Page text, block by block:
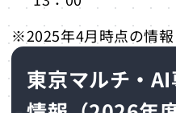
※2025年4月時点の情報
東京マルチ・